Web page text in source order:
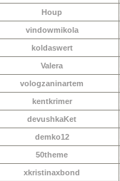
Houp
vindowmikola
koldaswert
Valera
vologzaninartem
kentkrimer
devushkaKet
demko12
50theme
xkristinaxbond